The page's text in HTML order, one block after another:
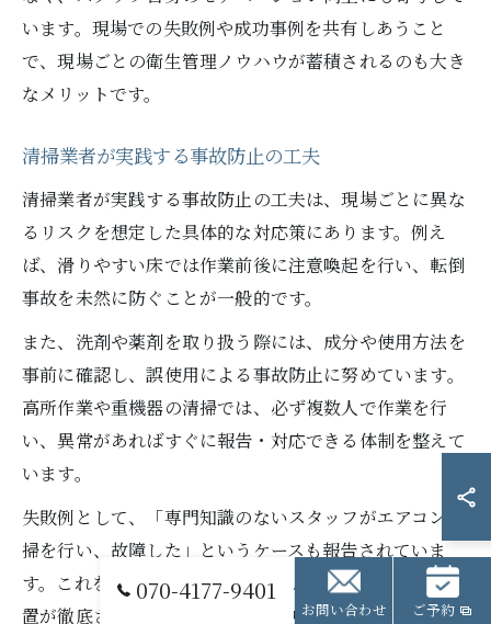
います。現場での失敗例や成功事例を共有しあうこと
で、現場ごとの衛生管理ノウハウが蓄積されるのも大き
なメリットです。
清掃業者が実践する事故防止の工夫
清掃業者が実践する事故防止の工夫は、現場ごとに異な
るリスクを想定した具体的な対応策にあります。例え
ば、滑りやすい床では作業前後に注意喚起を行い、転倒
事故を未然に防ぐことが一般的です。
また、洗剤や薬剤を取り扱う際には、成分や使用方法を
事前に確認し、誤使用による事故防止に努めています。
高所作業や重機器の清掃では、必ず複数人で作業を行
い、異常があればすぐに報告・対応できる体制を整えて
います。
失敗例として、「専門知識のないスタッフがエアコン清
掃を行い、故障した」というケースも報告されていま
す。これを防ぐため、作業前の説明やスタッフの適正配
置が徹底されており、現場ごとのリスクに応じた事故防
070-4177-9401
お問い合わせ ご予約